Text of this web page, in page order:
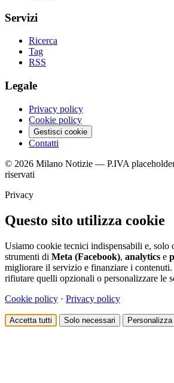
Servizi
Ricerca
Tag
RSS
Legale
Privacy policy
Cookie policy
Gestisci cookie
Contatti
© 2026 Milano Notizie — P.IVA
riservati
Privacy
Questo sito utilizza cookie
Usiamo cookie tecnici indispensabili e, solo
strumenti di Meta (Facebook), analytics e
migliorare il servizio e finanziare i contenuti.
rifiutare quelli opzionali o personalizzare le
Cookie policy · Privacy policy
Accetta tutti Solo necessari Personalizza